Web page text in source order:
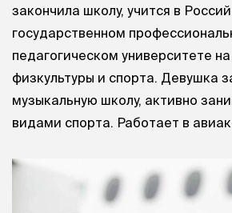
закончила школу, учится в
государственном
педагогическом университете
физкультуры и спорта. Девушка
музыкальную школу, активно
видами спорта. Работает в